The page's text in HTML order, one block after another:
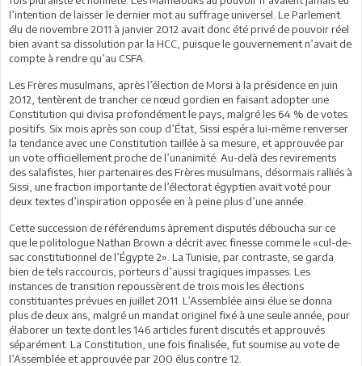
l’intention de laisser le dernier mot au suffrage universel. Le Parlement
élu de novembre 2011 à janvier 2012 avait donc été privé de pouvoir réel
bien avant sa dissolution par la HCC, puisque le gouvernement n’avait de
compte à rendre qu’au CSFA.
Les Frères musulmans, après l’élection de Morsi à la présidence en juin
2012, tentèrent de trancher ce nœud gordien en faisant adopter une
Constitution qui divisa profondément le pays, malgré les 64 % de votes
positifs. Six mois après son coup d’État, Sissi espéra lui-même renverser
la tendance avec une Constitution taillée à sa mesure, et approuvée par
un vote officiellement proche de l’unanimité. Au-delà des revirements
des salafistes, hier partenaires des Frères musulmans, désormais ralliés à
Sissi, une fraction importante de l’électorat égyptien avait voté pour
deux textes d’inspiration opposée en à peine plus d’une année.
Cette succession de référendums âprement disputés déboucha sur ce
que le politologue Nathan Brown a décrit avec finesse comme le «cul-de-
sac constitutionnel de l’Égypte 2». La Tunisie, par contraste, se garda
bien de tels raccourcis, porteurs d’aussi tragiques impasses. Les
instances de transition repoussèrent de trois mois les élections
constituantes prévues en juillet 2011. L’Assemblée ainsi élue se donna
plus de deux ans, malgré un mandat originel fixé à une seule année, pour
élaborer un texte dont les 146 articles furent discutés et approuvés
séparément. La Constitution, une fois finalisée, fut soumise au vote de
l’Assemblée et approuvée par 200 élus contre 12.